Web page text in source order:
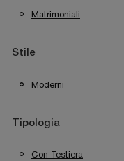
Matrimoniali
Stile
Moderni
Tipologia
Con Testiera